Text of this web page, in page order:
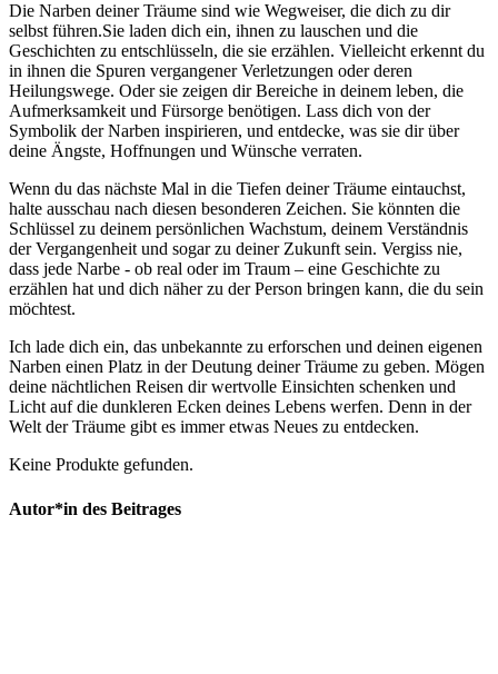
Die Narben deiner‍ Träume sind wie Wegweiser,⁢ die dich zu dir
‌selbst führen.Sie laden dich ein, ihnen zu lauschen und die
Geschichten zu entschlüsseln, die‍ sie erzählen. Vielleicht erkennt du
in ihnen die Spuren ​vergangener Verletzungen oder ‌deren
Heilungswege. Oder sie zeigen⁣ dir‍ Bereiche in deinem leben, die
Aufmerksamkeit und Fürsorge benötigen.​ Lass ​dich ⁢von ‍der
Symbolik der ​Narben inspirieren, und entdecke, was sie dir über
deine Ängste, Hoffnungen und Wünsche verraten.
Wenn du​ das nächste Mal ‌in‍ die Tiefen deiner Träume eintauchst,
halte ‍ausschau nach diesen besonderen Zeichen.​ Sie könnten⁤ die
Schlüssel zu deinem persönlichen Wachstum, deinem Verständnis
der Vergangenheit und sogar zu deiner Zukunft sein. Vergiss nie,
dass‍ jede ⁣Narbe ‌- ob real oder im‌ Traum – eine Geschichte zu
⁤erzählen hat und dich näher zu der Person bringen kann, die du ‍sein
möchtest.
Ich lade⁢ dich ein, das unbekannte zu erforschen und deinen eigenen
Narben einen‍ Platz in der Deutung deiner Träume ​zu geben. ​Mögen
deine nächtlichen Reisen dir wertvolle Einsichten schenken und
Licht auf die dunkleren Ecken deines⁢ Lebens werfen. Denn in der
Welt der Träume gibt es immer etwas Neues ⁤zu entdecken.
Keine Produkte gefunden.
Autor*in des Beitrages